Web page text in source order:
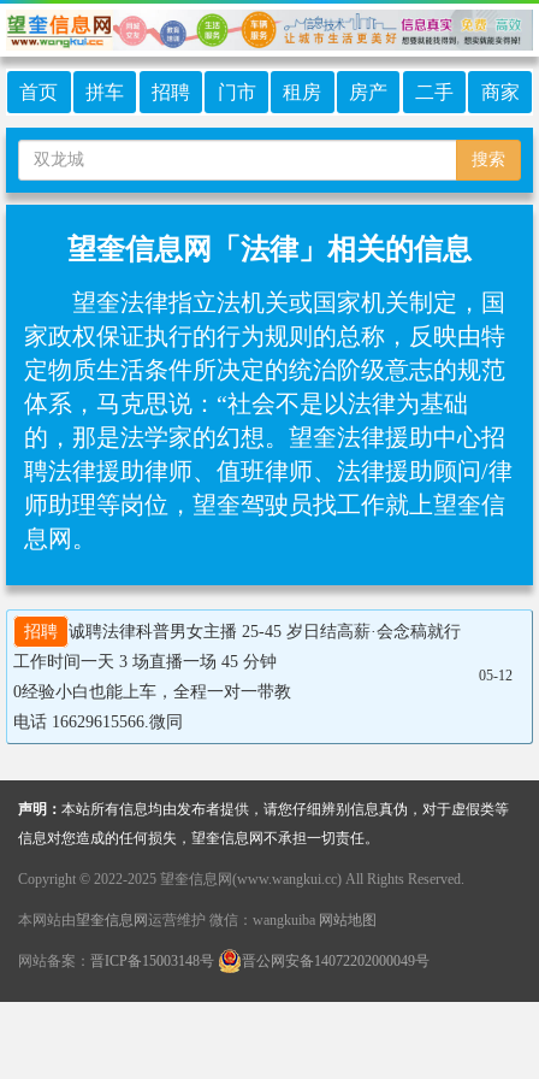
首页 拼车 招聘 门市 租房 房产 二手 商家
搜索
望奎信息网「法律」相关的信息
望奎法律指立法机关或国家机关制定，国
家政权保证执行的行为规则的总称，反映由特
定物质生活条件所决定的统治阶级意志的规范
体系，马克思说：“社会不是以法律为基础
的，那是法学家的幻想。望奎法律援助中心招
聘法律援助律师、值班律师、法律援助顾问/律
师助理等岗位，望奎驾驶员找工作就上望奎信
息网。
招聘 诚聘法律科普男女主播 25-45 岁日结高薪·会念稿就行
工作时间一天 3 场直播一场 45 分钟
0经验小白也能上车，全程一对一带教
电话 16629615566.微同
05-12
声明： 本站所有信息均由发布者提供，请您仔细辨别信息真伪，对于虚假类等
信息对您造成的任何损失，望奎信息网不承担一切责任。
Copyright © 2022-2025 望奎信息网(www.wangkui.cc) All Rights Reserved.
本网站由望奎信息网 运营维护 微信：wangkuiba 网站地图
网站备案： 晋ICP备15003148号 晋公网安备14072202000049号